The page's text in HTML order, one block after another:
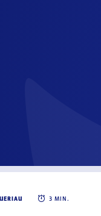
3 MIN.